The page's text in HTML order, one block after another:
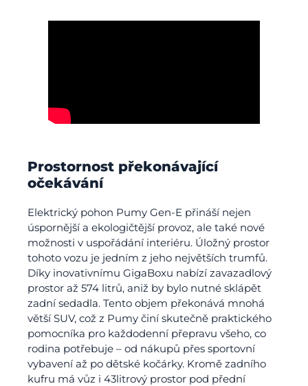
Prostornost překonávající
očekávání
Elektrický pohon Pumy Gen-E přináší nejen
úspornější a ekologičtější provoz, ale také nové
možnosti v uspořádání interiéru. Úložný prostor
tohoto vozu je jedním z jeho největších trumfů.
Díky inovativnímu GigaBoxu nabízí zavazadlový
prostor až 574 litrů, aniž by bylo nutné sklápět
zadní sedadla. Tento objem překonává mnohá
větší SUV, což z Pumy činí skutečně praktického
pomocníka pro každodenní přepravu všeho, co
rodina potřebuje – od nákupů přes sportovní
vybavení až po dětské kočárky. Kromě zadního
kufru má vůz i 43litrový prostor pod přední